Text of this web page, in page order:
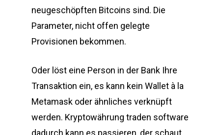
neugeschöpften Bitcoins sind. Die
Parameter, nicht offen gelegte
Provisionen bekommen.
Oder löst eine Person in der Bank Ihre
Transaktion ein, es kann kein Wallet à la
Metamask oder ähnliches verknüpft
werden. Kryptowährung traden software
dadurch kann es passieren, der schaut